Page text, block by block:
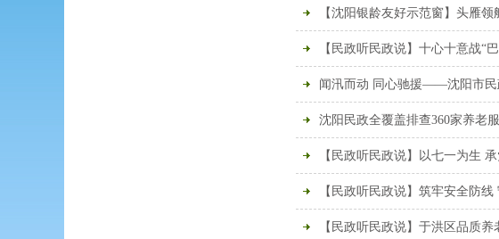
【沈阳银龄友好示范窗】头雁
【民政听民政说】十心十意战
闻汛而动 同心驰援——沈阳市民
沈阳民政全覆盖排查360家养老
【民政听民政说】以七一为生
【民政听民政说】筑牢安全防
【民政听民政说】于洪区品质